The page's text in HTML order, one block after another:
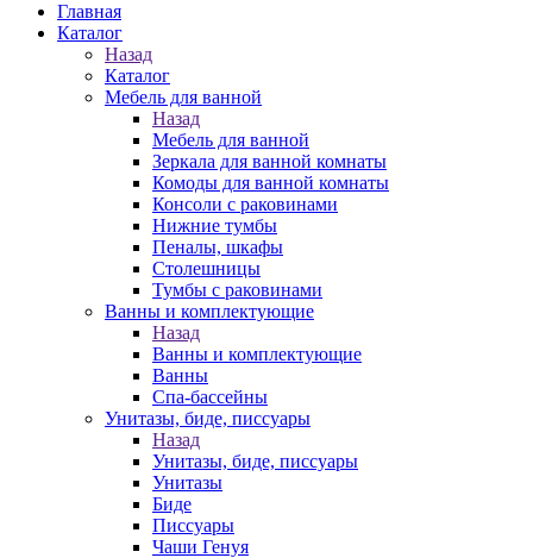
Главная
Каталог
Назад
Каталог
Мебель для ванной
Назад
Мебель для ванной
Зеркала для ванной комнаты
Комоды для ванной комнаты
Консоли с раковинами
Нижние тумбы
Пеналы, шкафы
Столешницы
Тумбы с раковинами
Ванны и комплектующие
Назад
Ванны и комплектующие
Ванны
Спа-бассейны
Унитазы, биде, писсуары
Назад
Унитазы, биде, писсуары
Унитазы
Биде
Писсуары
Чаши Генуя